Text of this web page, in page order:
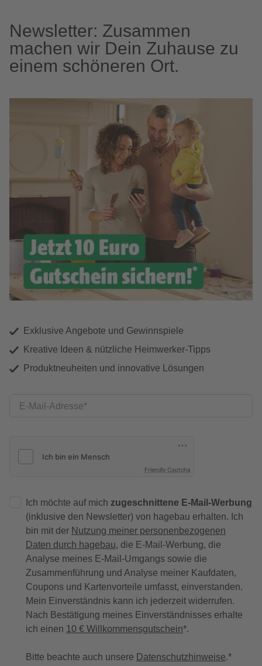
Newsletter: Zusammen
machen wir Dein Zuhause zu
einem schöneren Ort.
Exklusive Angebote und Gewinnspiele
Kreative Ideen & nützliche Heimwerker-Tipps
Produktneuheiten und innovative Lösungen
E-Mail-Adresse
Friendly Captcha
Ich möchte auf mich zugeschnittene E-Mail-Werbung
(inklusive den Newsletter) von hagebau erhalten. Ich
bin mit der Nutzung meiner personenbezogenen
Daten durch hagebau, die E-Mail-Werbung, die
Analyse meines E-Mail-Umgangs sowie die
Zusammenführung und Analyse meiner Kaufdaten,
Coupons und Kartenvorteile umfasst, einverstanden.
Mein Einverständnis kann ich jederzeit widerrufen.
Nach Bestätigung meines Einverständnisses erhalte
ich einen 10 € Willkommensgutschein*.
Bitte beachte auch unsere Datenschutzhinweise.